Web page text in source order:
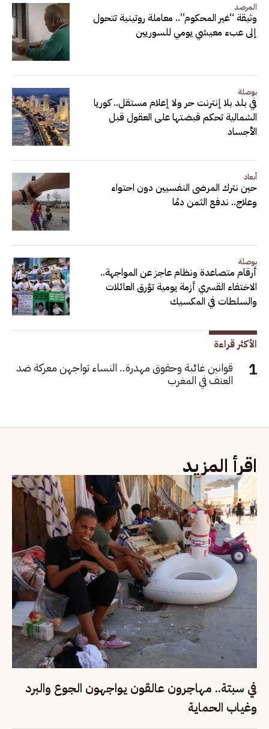
المرصد
وثيقة “غير المحكوم”.. معاملة روتينية تتحول
إلى عبء معيشي يومي للسوريين
بوصلة
في بلد بلا إنترنت حر ولا إعلام مستقل.. كوريا
الشمالية تحكم قبضتها على العقول قبل
الأجساد
أبعاد
حين نترك المرضى النفسيين دون احتواء
وعلاج.. ندفع الثمن دمًا
بوصلة
أرقام متصاعدة ونظام عاجز عن المواجهة..
الاختفاء القسري أزمة يومية تؤرق العائلات
والسلطات في المكسيك
الأكثر قراءة
قوانين غائبة وحقوق مهدرة.. النساء تواجهن معركة ضد
العنف في المغرب
اقرأ المزيد
في سبتة.. مهاجرون عالقون يواجهون الجوع والبرد
وغياب الحماية